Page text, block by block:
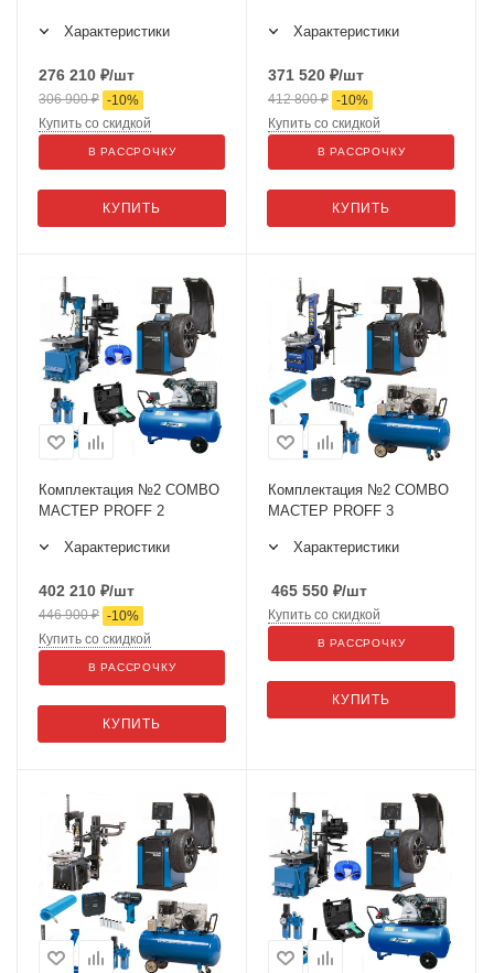
Характеристики
276 210 ₽/шт
306 900₽ -10%
КУПИТЬ
Купить со скидкой
В РАССРОЧКУ
Характеристики
371 520 ₽/шт
412 800₽ -10%
КУПИТЬ
Купить со скидкой
В РАССРОЧКУ
Комплектация №2 COMBO
МАСТЕР PROFF 2
Характеристики
402 210 ₽/шт
446 900₽ -10%
КУПИТЬ
Купить со скидкой
В РАССРОЧКУ
Комплектация №2 COMBO
МАСТЕР PROFF 3
Характеристики
465 550 ₽/шт
КУПИТЬ
Купить со скидкой
В РАССРОЧКУ